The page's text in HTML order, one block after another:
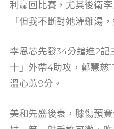
利贏回比賽，尤其後衛
「但我不斷對她灌雞湯
李恩芯先發34分鐘進2記
十」外帶4助攻，鄭慧慈
溫心蕙9分。
美和先盛後衰，膝傷預